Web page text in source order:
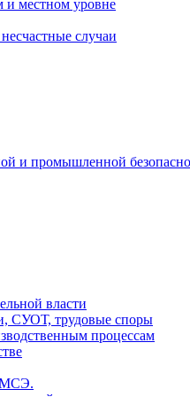
и местном уровне
случаи
и промышленной
власти
СУОТ, трудовые споры
процессам
МСЭ.